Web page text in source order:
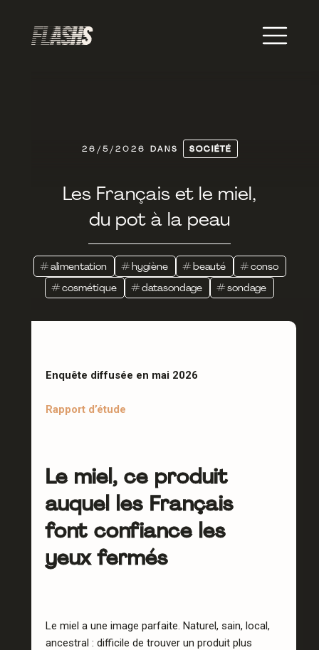
26/5/2026 DANS SOCIÉTÉ
Les Français et le miel,
du pot à la peau
#alimentation #hygiène #beauté #conso
#cosmétique #datasondage #sondage
Enquête diffusée en mai 2026
Rapport d’étude
Le miel, ce produit
auquel les Français
font confiance les
yeux fermés
Le miel a une image parfaite. Naturel, sain, local,
ancestral : difficile de trouver un produit plus